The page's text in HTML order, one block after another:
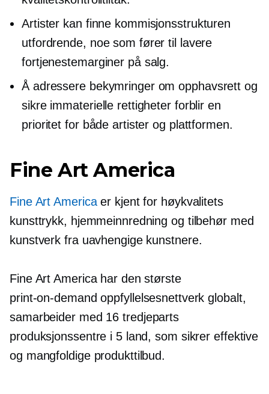
Artister kan finne kommisjonsstrukturen
utfordrende, noe som fører til lavere
fortjenestemarginer på salg.
Å adressere bekymringer om opphavsrett og
sikre immaterielle rettigheter forblir en
prioritet for både artister og plattformen.
Fine Art America
Fine Art Americaer kjent for høykvalitets
kunsttrykk, hjemmeinnredning og tilbehør med
kunstverk fra uavhengige kunstnere.
Fine Art America har den største
print-on-demand oppfyllelsesnettverk globalt,
samarbeider med 16tredjeparts
produksjonssentre i 5 land, som sikrer effektive
og mangfoldige produkttilbud.